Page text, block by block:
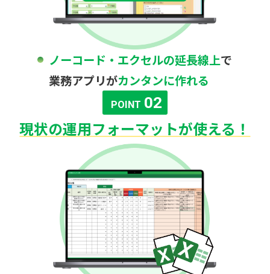
ノーコード・エクセルの延長線上で
業務アプリがカンタンに作れる
POINT 02
現状の運用フォーマットが使える！